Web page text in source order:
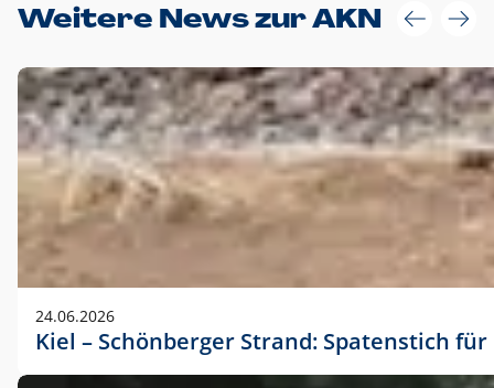
Weitere News zur AKN
24.06.2026
Kiel – Schönberger Strand: Spatenstich